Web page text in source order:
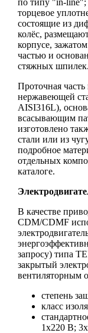
торцевое
состоящие из
колёс,
корпусе,
частью и
стяжных шпилек.
Проточная
нержавеющей
AISI316L),
всасывающим
изготовлено
стали или из
подробное
отдельных
каталоге.
В качестве
CDM/CDMF
запросу) типа
закрытый
вентиляторным
степень
класс
1х220 В;